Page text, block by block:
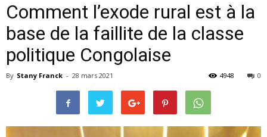
Comment l’exode rural est à la
base de la faillite de la classe
politique Congolaise
By Stany Franck - 28 mars 2021 0
4948